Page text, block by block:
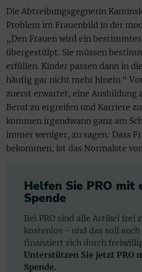
Die Abtreibungsgegnerin
Problem im Frauenbild in der
„Den Frauen wird ein
übergestülpt. Sie müssen
erfüllen. Kinder passen dann in
häufig gar nicht mehr hinein.“
zuerst erwartet, eine Ausbildung
Beruf zu ergreifen und Karriere
kommen irgendwann ganz am
immer weniger, zu sagen: Dass
bekommen, ist das Normalste
Helfen Sie PRO mit
Spende
Bei PRO sind alle Artikel frei
kostenlos - und das soll auch
finanziert sich durch
Unterstützen Sie jetzt PRO
Spende.